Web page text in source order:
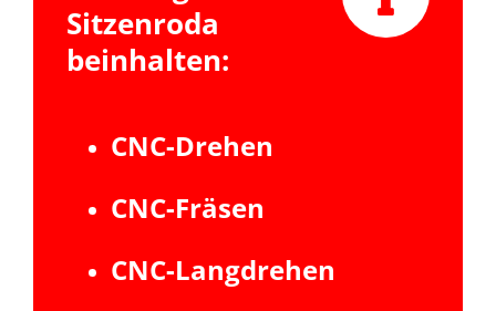
Sitzenroda
beinhalten:
CNC-Drehen
CNC-Fräsen
CNC-Langdrehen